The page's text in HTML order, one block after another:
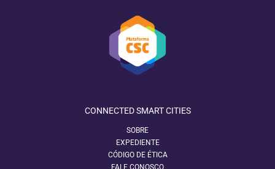
CONNECTED SMART CITIES
SOBRE
EXPEDIENTE
CÓDIGO DE ÉTICA